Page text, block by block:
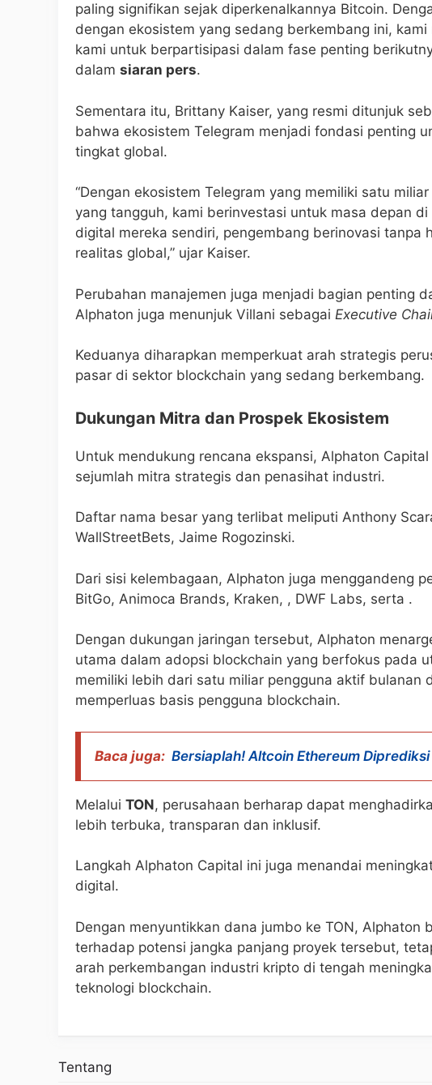
paling signifikan sejak diperkenalkannya Bitcoin.
dengan ekosistem yang sedang berkembang ini,
kami untuk berpartisipasi dalam fase penting
dalam siaran pers.
Sementara itu, Brittany Kaiser, yang resmi ditunjuk
bahwa ekosistem Telegram menjadi fondasi penting
tingkat global.
“Dengan ekosistem Telegram yang memiliki satu
yang tangguh, kami berinvestasi untuk masa depan
digital mereka sendiri, pengembang berinovasi tanpa
realitas global,” ujar Kaiser.
Perubahan manajemen juga menjadi bagian penting
Alphaton juga menunjuk Villani sebagai Executive
Keduanya diharapkan memperkuat arah strategis
pasar di sektor blockchain yang sedang berkembang.
Dukungan Mitra dan Prospek Ekosistem
Untuk mendukung rencana ekspansi, Alphaton
sejumlah mitra strategis dan penasihat industri.
Daftar nama besar yang terlibat meliputi Anthony
WallStreetBets, Jaime Rogozinski.
Dari sisi kelembagaan, Alphaton juga menggandeng
BitGo, Animoca Brands, Kraken, , DWF Labs, serta .
Dengan dukungan jaringan tersebut, Alphaton
utama dalam adopsi blockchain yang berfokus pada
memiliki lebih dari satu miliar pengguna aktif bulanan
memperluas basis pengguna blockchain.
Baca juga: Bersiaplah! Altcoin Ethereum
Melalui TON, perusahaan berharap dapat
lebih terbuka, transparan dan inklusif.
Langkah Alphaton Capital ini juga menandai
digital.
Dengan menyuntikkan dana jumbo ke TON, Alphaton
terhadap potensi jangka panjang proyek tersebut,
arah perkembangan industri kripto di tengah
teknologi blockchain.
Tentang